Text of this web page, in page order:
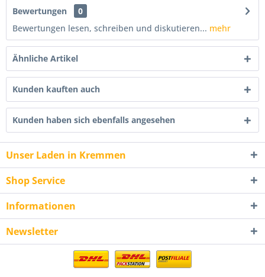
Bewertungen
0
Bewertungen lesen, schreiben und diskutieren... mehr
Ähnliche Artikel
Kunden kauften auch
Kunden haben sich ebenfalls angesehen
Unser Laden in Kremmen
Shop Service
Informationen
Newsletter